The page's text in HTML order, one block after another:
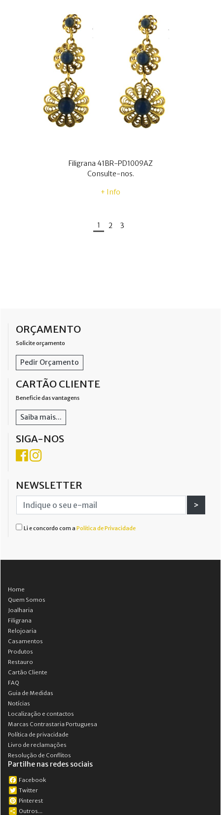
Filigrana 41BR-PD1009AZ
Consulte-nos.
+ Info
1 2 3
ORÇAMENTO
Solicite orçamento
Pedir Orçamento
CARTÃO CLIENTE
Beneficie das vantagens
Saiba mais...
SIGA-NOS
NEWSLETTER
>
Li e concordo com a Política de Privacidade
Home
Quem Somos
Joalharia
Filigrana
Relojoaria
Casamentos
Produtos
Restauro
Cartão Cliente
FAQ
Guia de Medidas
Notícias
Localização e contactos
Marcas Contrastaria Portuguesa
Política de privacidade
Livro de reclamações
Resolução de Conflitos
Partilhe nas redes sociais
Facebook
Twitter
Pinterest
Outros...